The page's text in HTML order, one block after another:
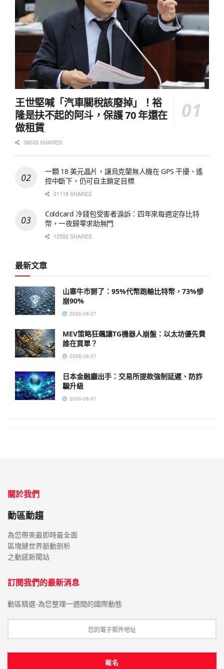
王世堅喊「汽車關稅該廢掉」！裕
隆是扶不起的阿斗，保護 70 年還在
做租賃
38033 SHARES
一顆 18 美元晶片，讓烏克蘭無人機在 GPS 干擾、遙
控中斷下，仍可自主鎖定目標
21118 SHARES
Coldcard 冷錢包受害者淚訴：四年來每週定存比特
幣，一夜歸零求助無門
12592 SHARES
最新文章
山寨牛市掰了：95%代幣跑輸比特幣，73%慘
崩90%
2026-08-07
MEV策略狂飆讓TG機器人崩盤：以太坊優先費
誰在買單？
2026-08-07
日本金融廳出手：交易所提款強制延遲、防詐
騙升級
2026-08-07
關於我們
動區動趨
為您帶來最即時最全面
區塊鏈世界脈動剖析
之動感新聞站
訂閱我們的最新消息
動區精選-為您整理一週間的國際動態